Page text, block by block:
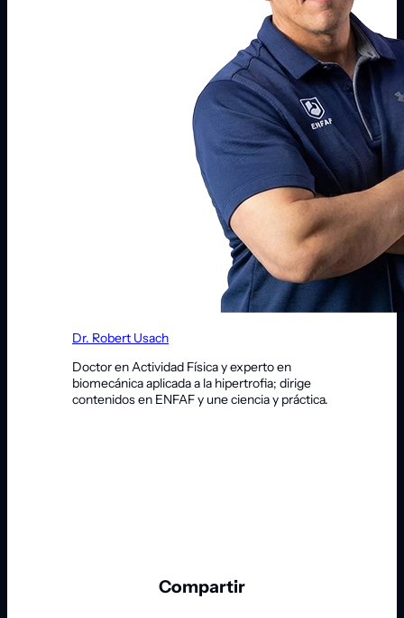
Dr. Robert Usach
Doctor en Actividad Física y experto en
biomecánica aplicada a la hipertrofia; dirige
contenidos en ENFAF y une ciencia y práctica.
Compartir